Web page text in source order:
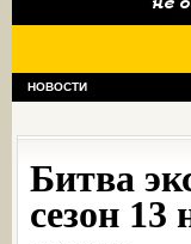
НОВОСТИ
Битва
сезон 13